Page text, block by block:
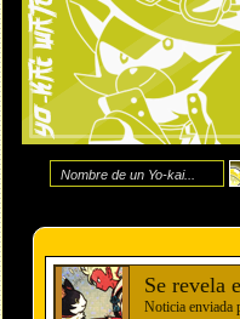
Se revela
Noticia enviada